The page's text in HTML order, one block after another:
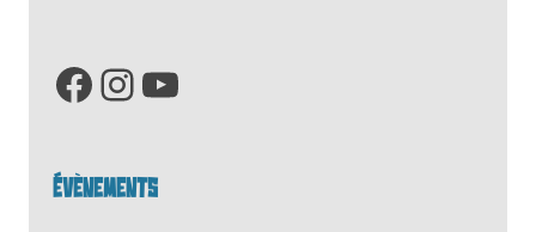
Facebook
Instagram
YouTube
ÉVÈNEMENTS